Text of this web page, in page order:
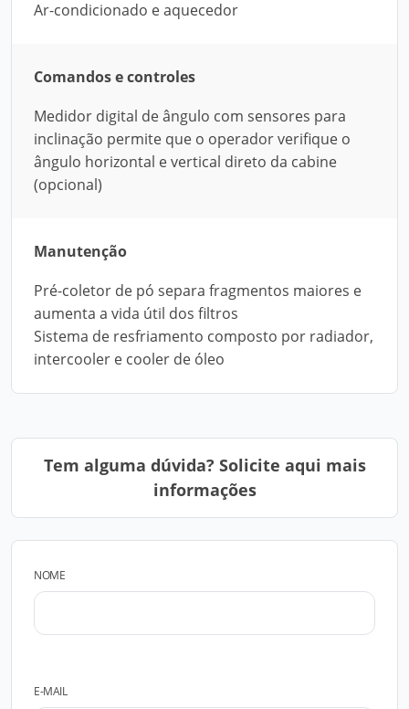
Ar-condicionado e aquecedor
Comandos e controles
Medidor digital de ângulo com sensores para
inclinação permite que o operador verifique o
ângulo horizontal e vertical direto da cabine
(opcional)
Manutenção
Pré-coletor de pó separa fragmentos maiores e
aumenta a vida útil dos filtros
Sistema de resfriamento composto por radiador,
intercooler e cooler de óleo
Tem alguma dúvida? Solicite aqui mais
informações
NOME
E-MAIL